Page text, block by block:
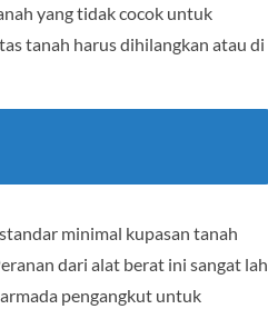
yang tidak cocok untuk
tanah harus dihilangkan atau di
minimal kupasan tanah
dari alat berat ini sangat lah
pengangkut untuk